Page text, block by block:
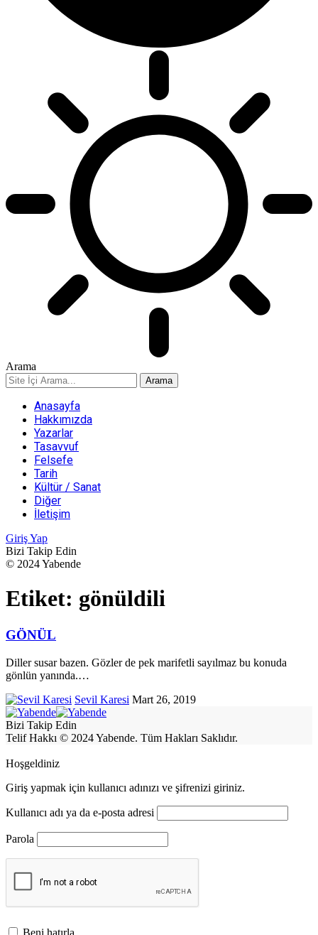
Arama
Anasayfa
Hakkımızda
Yazarlar
Tasavvuf
Felsefe
Tarih
Kültür / Sanat
Diğer
İletişim
Giriş Yap
Bizi Takip Edin
© 2024 Yabende
Etiket: gönüldili
GÖNÜL
Diller susar bazen. Gözler de pek marifetli sayılmaz bu konuda
gönlün yanında.…
Sevil Karesi Mart 26, 2019
Bizi Takip Edin
Telif Hakkı © 2024 Yabende. Tüm Hakları Saklıdır.
Hoşgeldiniz
Giriş yapmak için kullanıcı adınızı ve şifrenizi giriniz.
Kullanıcı adı ya da e-posta adresi
Parola
Beni hatırla